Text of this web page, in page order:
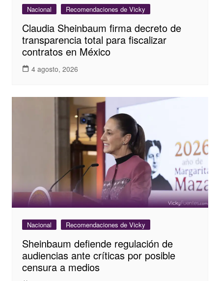
Nacional Recomendaciones de Vicky
Claudia Sheinbaum firma decreto de
transparencia total para fiscalizar
contratos en México
4 agosto, 2026
Nacional Recomendaciones de Vicky
Sheinbaum defiende regulación de
audiencias ante críticas por posible
censura a medios